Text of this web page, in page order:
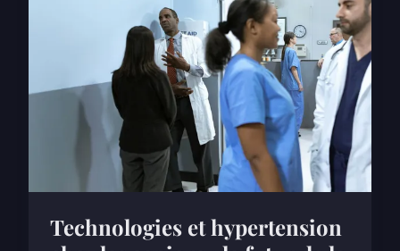
Technologies et hypertension